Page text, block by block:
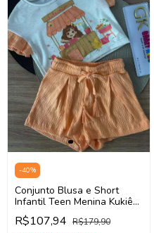
-40%
Conjunto Blusa e Short
Infantil Teen Menina Kukiê
88874 (Off White/Laranja)
R$107,94 R$179,90